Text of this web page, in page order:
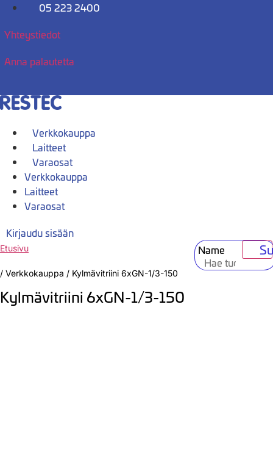
Mene
05 223 2400
Yhteystiedot
Anna palautetta
Verkkokauppa
Laitteet
Varaosat
Verkkokauppa
Laitteet
Varaosat
Kirjaudu sisään
Name
Etusivu
/ Verkkokauppa / Kylmävitriini 6xGN-1/3-150
Kylmävitriini 6xGN-1/3-150